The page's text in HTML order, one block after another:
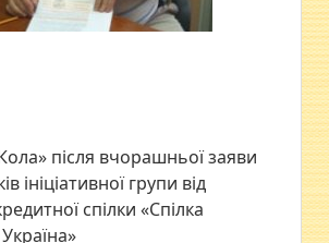
після вчорашньої заяви
ініціативної групи від
спілки «Спілка